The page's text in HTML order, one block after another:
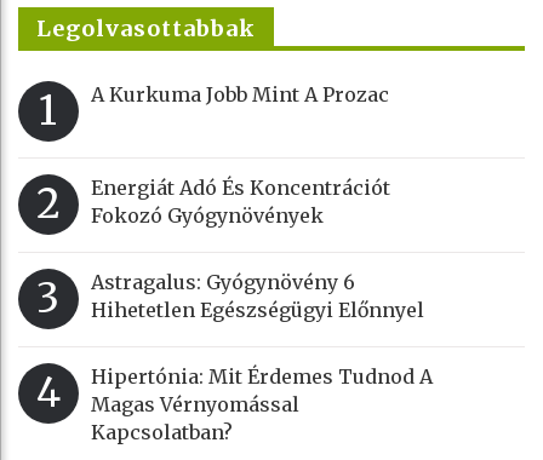
Legolvasottabbak
1 A Kurkuma Jobb Mint A Prozac
2
Energiát Adó És Koncentrációt
Fokozó Gyógynövények
3
Astragalus: Gyógynövény 6
Hihetetlen Egészségügyi Előnnyel
4
Hipertónia: Mit Érdemes Tudnod A
Magas Vérnyomással
Kapcsolatban?